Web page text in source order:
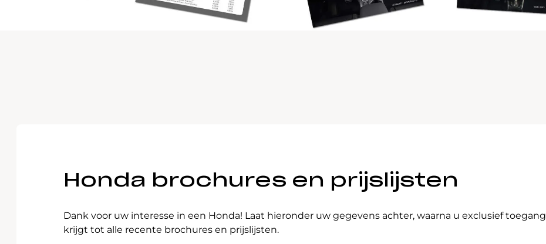
Waarschuwings­lampjes
ZomercheckHonda brochures en prijslijsten
Dank voor uw interesse in een Honda! Laat hieronder uw gegevens achter, waarna u exclusief toegang
krijgt tot alle recente brochures en prijslijsten.